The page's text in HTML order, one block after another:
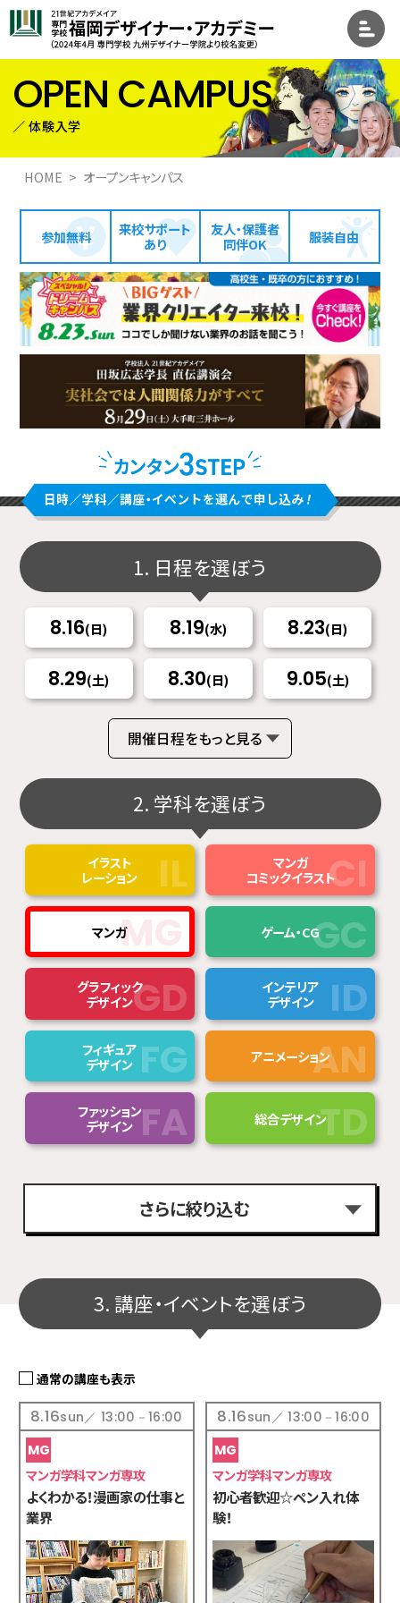
OPEN CAMPUS
HOME オープンキャンパス
参加無料
来校サポート
あり
友人・保護者
同伴OK
服装自由
1. 日程を選ぼう
8.16(日) 8.19(水) 8.23(日)
8.29(土) 8.30(日) 9.05(土)
開催日程をもっと見る
2. 学科を選ぼう
イラスト
レーション
マンガ
コミックイラスト
マンガ ゲーム・CG
グラフィック
デザイン
インテリア
デザイン
フィギュア
デザイン
アニメーション
ファッション
デザイン
総合デザイン
さらに絞り込む
おすすめイベントで絞り込む
（全学科共通）
追加条件で絞り込む
来校 オンライン 無料送迎
初心者
オススメ
3. 講座・イベントを選ぼう
通常の講座も表示
8.16sun／ 13:00－16:00
マンガ学科マンガ専攻
よくわかる！漫画家の仕事と
業界
8.16sun／ 13:00－16:00
マンガ学科マンガ専攻
初心者歓迎☆ペン入れ体
験！